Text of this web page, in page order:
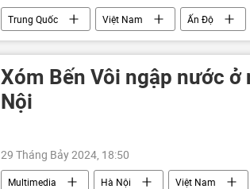
Trung Quốc Việt Nam Ấn Độ
sản xuất
Công nghiệp
Xóm Bến Vôi ngập nước ở
Nội
29 Tháng Bảy 2024, 18:50
Multimedia Hà Nội Việt Nam